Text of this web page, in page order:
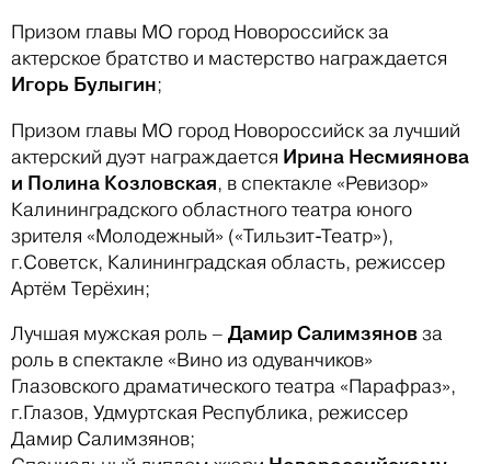
Призом главы МО город Новороссийск за
актерское братство и мастерство награждается
Игорь Булыгин;
Призом главы МО город Новороссийск за лучший
актерский дуэт награждается Ирина Несмиянова
и Полина Козловская, в спектакле «Ревизор»
Калининградского областного театра юного
зрителя «Молодежный» («Тильзит-Театр»),
г.Советск, Калининградская область, режиссер
Артём Терёхин;
Лучшая мужская роль – Дамир Салимзянов за
роль в спектакле «Вино из одуванчиков»
Глазовского драматического театра «Парафраз»,
г.Глазов, Удмуртская Республика, режиссер
Дамир Салимзянов;